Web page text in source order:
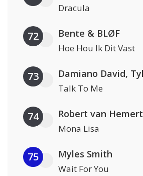
Dracula
72 Bente & BLØF
Hoe Hou Ik Dit Vast
73
Talk To Me
74 Robert van Hemert
Mona Lisa
75 Myles Smith
Wait For You